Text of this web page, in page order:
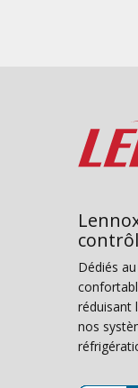
Dédiés
réduisant
nos